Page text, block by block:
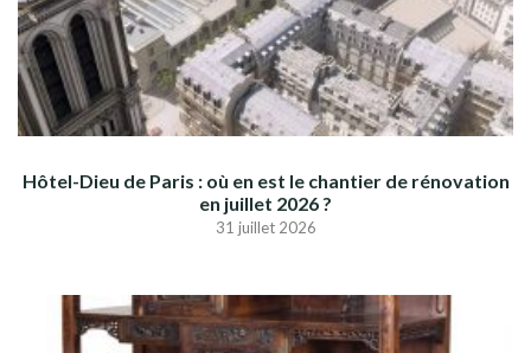
Hôtel-Dieu de Paris : où en est le chantier de rénovation
en juillet 2026 ?
31 juillet 2026